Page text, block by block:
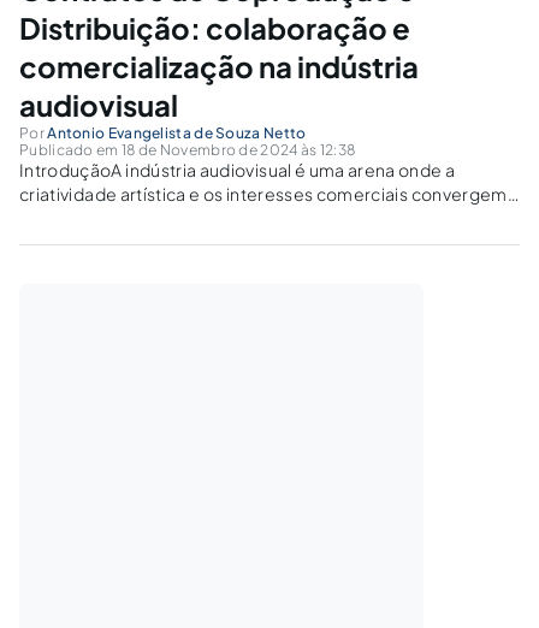
Distribuição: colaboração e
comercialização na indústria
audiovisual
PorAntonio Evangelista de Souza Netto
Publicado em 18 de Novembro de 2024 às 12:38
IntroduçãoA indústria audiovisual é uma arena onde a
criatividade artística e os interesses comerciais convergem
globais. Nesse contexto, os contratos de coprodução e